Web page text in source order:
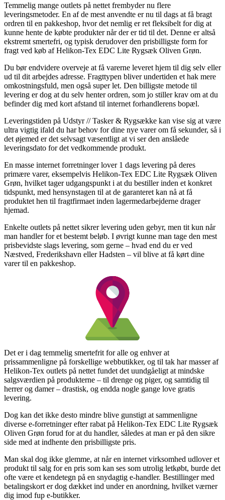
Temmelig mange outlets på nettet frembyder nu flere
leveringsmetoder. En af de mest anvendte er nu til dags at få bragt
ordren til en pakkeshop, hvor det nemlig er ret fleksibelt for dig at
kunne hente de købte produkter når der er tid til det. Denne er altså
ekstremt smertefri, og typisk derudover den prisbilligste form for
fragt ved køb af Helikon-Tex EDC Lite Rygsæk Oliven Grøn.
Du bør endvidere overveje at få varerne leveret hjem til dig selv eller
ud til dit arbejdes adresse. Fragttypen bliver undertiden et hak mere
omkostningsfuld, men også super let. Den billigste metode til
levering er dog at du selv henter ordren, som jo stiller krav om at du
befinder dig med kort afstand til internet forhandlerens bopæl.
Leveringstiden på Udstyr // Tasker & Rygsække kan vise sig at være
ultra vigtig ifald du har behov for dine nye varer om få sekunder, så i
det øjemed er det selvsagt væsentligt at vi ser den anslåede
leveringsdato for det vedkommende produkt.
En masse internet forretninger lover 1 dags levering på deres
primære varer, eksempelvis Helikon-Tex EDC Lite Rygsæk Oliven
Grøn, hvilket tager udgangspunkt i at du bestiller inden et konkret
tidspunkt, med hensynstagen til at de garanteret kan nå at få
produktet hen til fragtfirmaet inden lagermedarbejderne drager
hjemad.
Enkelte outlets på nettet sikrer levering uden gebyr, men tit kun når
man handler for et bestemt beløb. I øvrigt kunne man tage den mest
prisbevidste slags levering, som gerne – hvad end du er ved
Næstved, Frederikshavn eller Hadsten – vil blive at få kørt dine
varer til en pakkeshop.
Det er i dag temmelig smertefrit for alle og enhver at
prissammenligne på forskellige webbutikker, og til tak har masser af
Helikon-Tex outlets på nettet fundet det uundgåeligt at mindske
salgsværdien på produkterne – til drenge og piger, og samtidig til
herrer og damer – drastisk, og endda nogle gange love gratis
levering.
Dog kan det ikke desto mindre blive gunstigt at sammenligne
diverse e-forretninger efter rabat på Helikon-Tex EDC Lite Rygsæk
Oliven Grøn forud for at du handler, således at man er på den sikre
side med at indhente den prisbilligste pris.
Man skal dog ikke glemme, at når en internet virksomhed udlover et
produkt til salg for en pris som kan ses som utrolig letkøbt, burde det
ofte være et kendetegn på en snydagtig e-handler. Bestillinger med
betalingskort er dog dækket ind under en anordning, hvilket værner
dig imod fup e-butikker.